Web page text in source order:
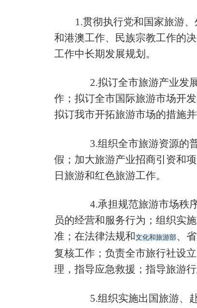
1.贯彻执行党和国家旅游
和港澳工作、民族宗教工作的
工作中长期发展规划。
2.拟订全市旅游产业发
作；拟订全市国际旅游市场开
拟订我市开拓旅游市场的措施并
3.组织全市旅游资源的
假；加大旅游产业招商引资和
日旅游和红色旅游工作。
4.承担规范旅游市场秩
员的经营和服务行为；组织实
准；在法律法规和 文化和旅游部 、
复核工作；负责全市旅行社设
理，指导应急救援；指导旅游
5.组织实施出国旅游、